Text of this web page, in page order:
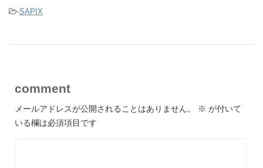
-SAPIX
comment
メールアドレスが公開されることはありません。 ※ が付いて
いる欄は必須項目です